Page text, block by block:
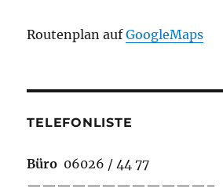
Routenplan aufGoogleMaps
TELEFONLISTE
Büro 06026 / 44 77
————————————–